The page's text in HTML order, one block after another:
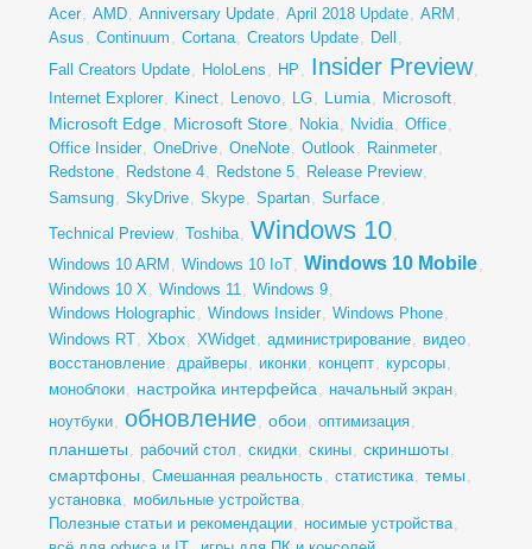
Acer, AMD, Anniversary Update, April 2018 Update, ARM ,
Asus , Continuum , Cortana, Creators Update, Dell ,
Fall Creators Update, HoloLens , HP , Insider Preview,
Internet Explorer, Kinect, Lenovo, LG, Lumia, Microsoft,
Microsoft Edge, Microsoft Store, Nokia, Nvidia, Office,
Office Insider, OneDrive, OneNote, Outlook, Rainmeter,
Redstone, Redstone 4, Redstone 5, Release Preview,
Samsung, SkyDrive, Skype, Spartan, Surface,
Technical Preview, Toshiba, Windows 10,
Windows 10 ARM , Windows 10 IoT, Windows 10 Mobile,
Windows 10 X, Windows 11, Windows 9,
Windows Holographic , Windows Insider, Windows Phone,
Windows RT, Xbox, XWidget, администрирование, видео,
восстановление, драйверы, иконки, концепт, курсоры,
моноблоки, настройка интерфейса, начальный экран,
ноутбуки, обновление, обои , оптимизация,
планшеты , рабочий стол , скидки, скины, скриншоты ,
смартфоны , Смешанная реальность, статистика, темы ,
установка, мобильные устройства,
Полезные статьи и рекомендации, носимые устройства,